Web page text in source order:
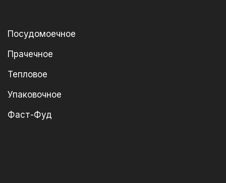
Посудомоечное
Прачечное
Тепловое
Упаковочное
Фаст-Фуд